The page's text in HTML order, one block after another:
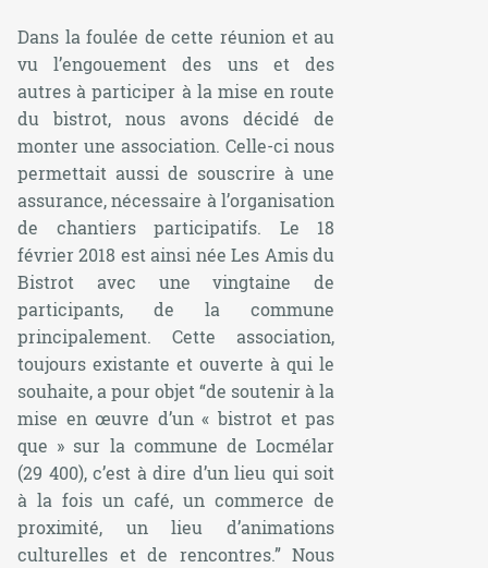
Dans la foulée de cette réunion et au
vu l’engouement des uns et des
autres à participer à la mise en route
du bistrot, nous avons décidé de
monter une association. Celle-ci nous
permettait aussi de souscrire à une
assurance, nécessaire à l’organisation
de chantiers participatifs. Le 18
février 2018 est ainsi née Les Amis du
Bistrot avec une vingtaine de
participants, de la commune
principalement. Cette association,
toujours existante et ouverte à qui le
souhaite, a pour objet “de soutenir à la
mise en œuvre d’un « bistrot et pas
que » sur la commune de Locmélar
(29 400), c’est à dire d’un lieu qui soit
à la fois un café, un commerce de
proximité, un lieu d’animations
culturelles et de rencontres.” Nous